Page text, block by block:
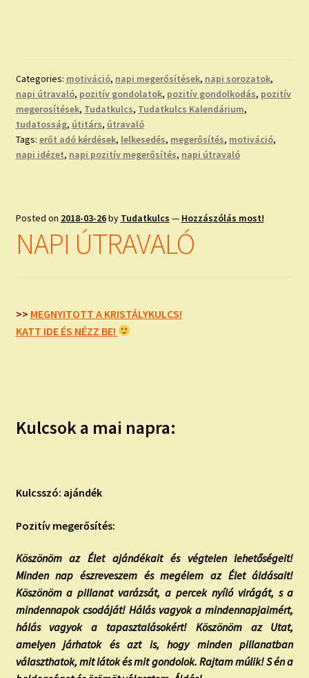
Categories: motiváció, napi megerősítések, napi sorozatok,
napi útravaló, pozitív gondolatok, pozitív gondolkodás, pozitív
megerosítések, Tudatkulcs, Tudatkulcs Kalendárium,
tudatosság, útitárs, útravaló
Tags: erőt adó kérdések, lelkesedés, megerősítés, motiváció,
napi idézet, napi pozitív megerősítés, napi útravaló
Posted on 2018-03-26by Tudatkulcs — Hozzászólás most!
NAPI ÚTRAVALÓ
>> MEGNYITOTT A KRISTÁLYKULCS!
KATT IDE ÉS NÉZZ BE!
Kulcsok a mai napra:
Kulcsszó: ajándék
Pozitív megerősítés:
Köszönöm az Élet ajándékait és végtelen lehetőségeit!
Minden nap észreveszem és megélem az Élet áldásait!
Köszönöm a pillanat varázsát, a percek nyíló virágát, s a
mindennapok csodáját! Hálás vagyok a mindennapjaimért,
hálás vagyok a tapasztalásokért! Köszönöm az Utat,
amelyen járhatok és azt is, hogy minden pillanatban
választhatok, mit látok és mit gondolok. Rajtam múlik! S én a